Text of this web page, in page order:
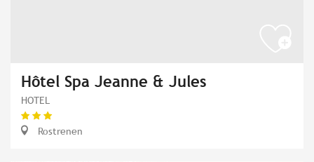
Hôtel Spa Jeanne & Jules
HOTEL
Rostrenen